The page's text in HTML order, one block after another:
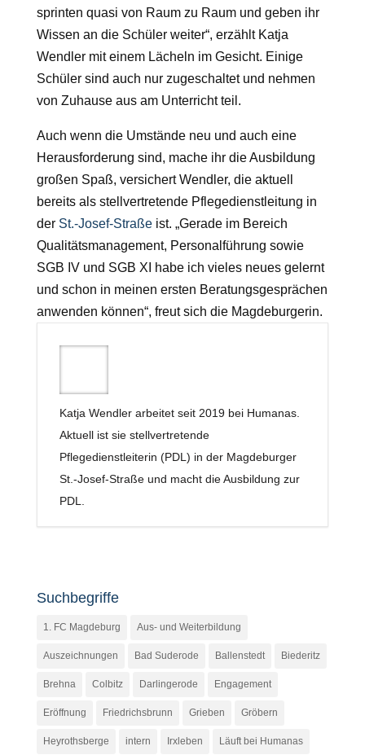
sprinten quasi von Raum zu Raum und geben ihr
Wissen an die Schüler weiter“, erzählt Katja
Wendler mit einem Lächeln im Gesicht. Einige
Schüler sind auch nur zugeschaltet und nehmen
von Zuhause aus am Unterricht teil.
Auch wenn die Umstände neu und auch eine
Herausforderung sind, mache ihr die Ausbildung
großen Spaß, versichert Wendler, die aktuell
bereits als stellvertretende Pflegedienstleitung in
der St.-Josef-Straßeist. „Gerade im Bereich
Qualitätsmanagement, Personalführung sowie
SGB IV und SGB XI habe ich vieles neues gelernt
und schon in meinen ersten Beratungsgesprächen
anwenden können“, freut sich die Magdeburgerin.
Katja Wendler arbeitet seit 2019 bei Humanas.
Aktuell ist sie stellvertretende
Pflegedienstleiterin (PDL) in der Magdeburger
St.-Josef-Straße und macht die Ausbildung zur
PDL.
Suchbegriffe
1. FC Magdeburg Aus- und Weiterbildung
Auszeichnungen Bad Suderode Ballenstedt Biederitz
Brehna Colbitz Darlingerode Engagement
Eröffnung Friedrichsbrunn Grieben Gröbern
Heyrothsberge intern Irxleben Läuft bei Humanas